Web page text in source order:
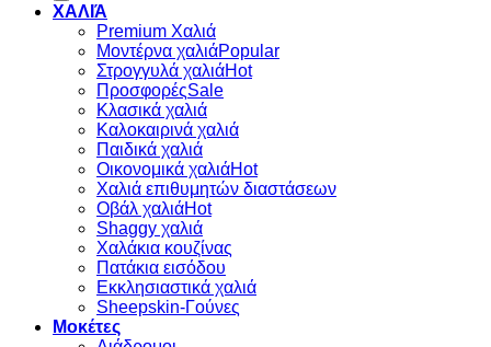
ΧΑΛΙΆ
Premium Χαλιά
Μοντέρνα χαλιά
Στρογγυλά χαλιά
Προσφορές
Κλασικά χαλιά
Καλοκαιρινά χαλιά
Παιδικά χαλιά
Οικονομικά χαλιά
Χαλιά επιθυμητών διαστάσεων
Οβάλ χαλιά
Shaggy χαλιά
Χαλάκια κουζίνας
Πατάκια εισόδου
Εκκλησιαστικά χαλιά
Sheepskin-Γούνες
Μοκέτες